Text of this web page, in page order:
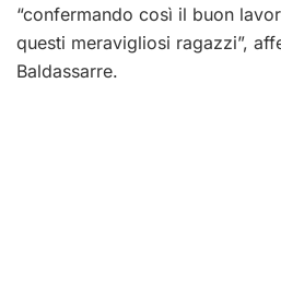
“confermando così il buon
questi meravigliosi ragazzi”,
Baldassarre.